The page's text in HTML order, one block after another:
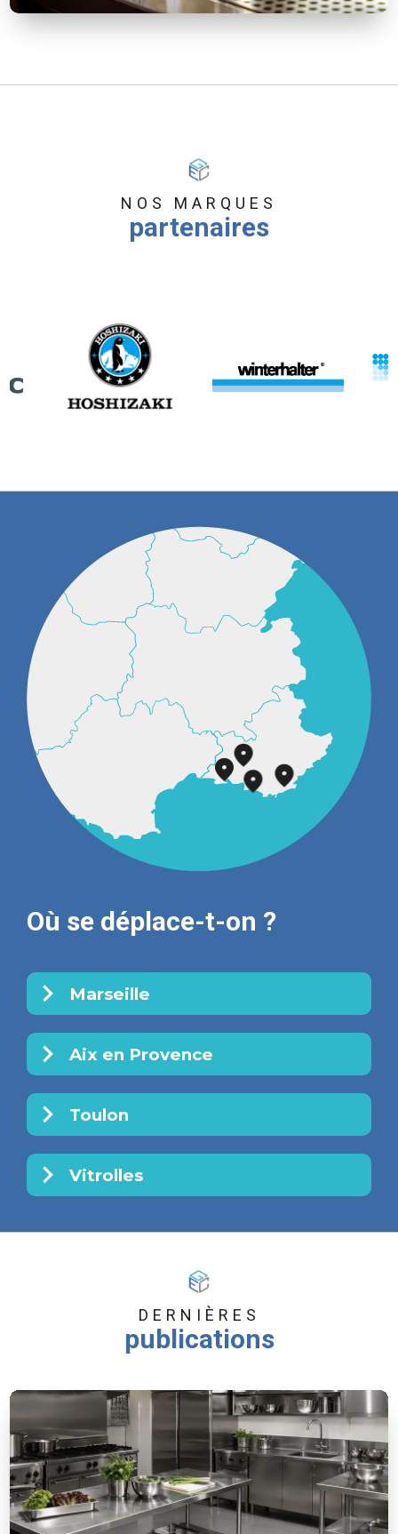
NOS MARQUES
partenaires
Où se déplace-t-on ?
Marseille
Aix en Provence
Toulon
Vitrolles
DERNIÈRES
publications